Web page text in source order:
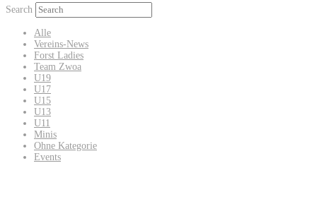
Search
Alle
Vereins-News
Forst Ladies
Team Zwoa
U19
U17
U15
U13
U11
Minis
Ohne Kategorie
Events